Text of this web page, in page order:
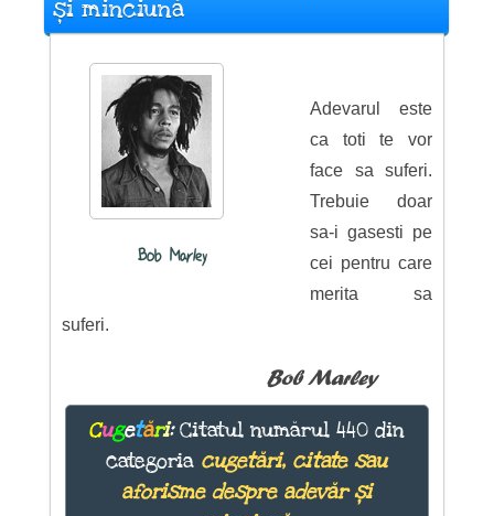
și minciună
Bob Marley
Adevarul este
ca toti te vor
face sa suferi.
Trebuie doar
sa-i gasesti pe
cei pentru care
merita sa
suferi.
Bob Marley
Cugetări:Citatul numărul 440 din
categoria cugetări, citate sau
aforisme despre adevăr și